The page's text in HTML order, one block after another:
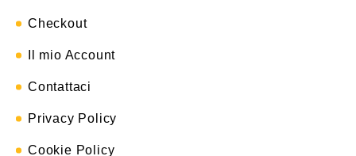
Checkout
Il mio Account
Contattaci
Privacy Policy
Cookie Policy